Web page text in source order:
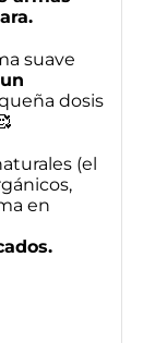
suave
dosis
(el
en